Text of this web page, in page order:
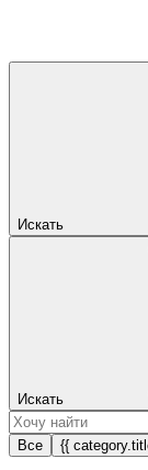
Искать
Искать
Все {{